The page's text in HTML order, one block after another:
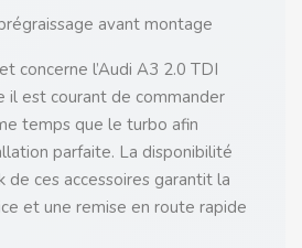
avant montage
concerne l’Audi A3 2.0 TDI
il est courant de commander
temps que le turbo afin
parfaite. La disponibilité
de ces accessoires garantit la
et une remise en route rapide